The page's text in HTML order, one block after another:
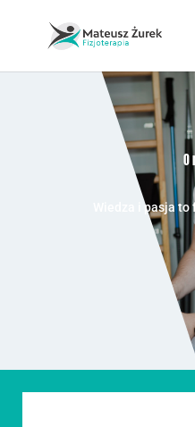
O
Wiedza i pasja to